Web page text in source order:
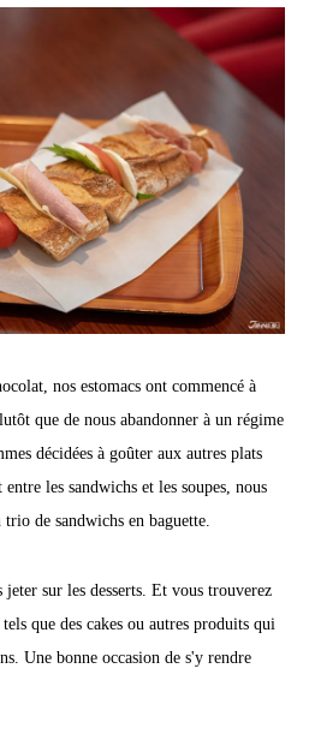
nos estomacs ont commencé à
que de nous abandonner à un régime
décidées à goûter aux autres plats
les sandwichs et les soupes, nous
de sandwichs en baguette.
sur les desserts. Et vous trouverez
que des cakes ou autres produits qui
Une bonne occasion de s'y rendre